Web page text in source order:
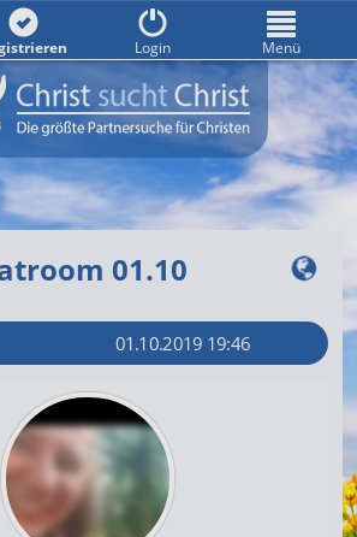
01.10
01.10.2019 19:46
Login Menü